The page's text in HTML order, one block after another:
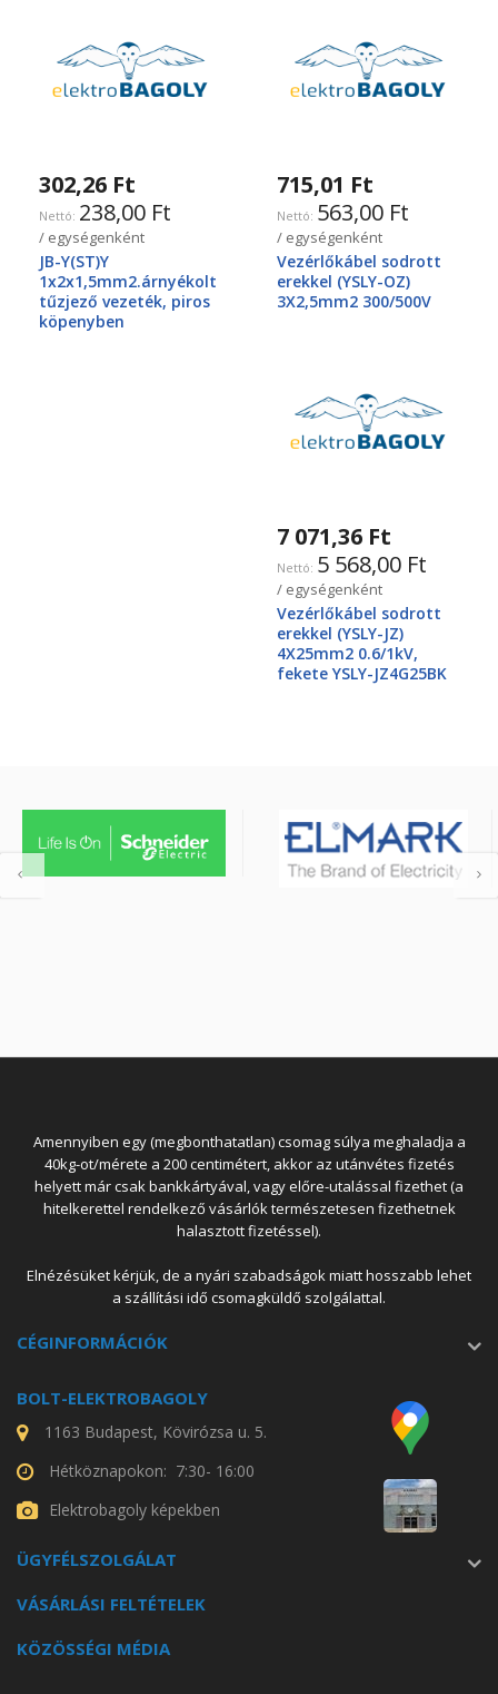
302,26 Ft
238,00 Ft
/ egységenként
JB-Y(ST)Y
1x2x1,5mm2.árnyékolt
tűzjező vezeték, piros
köpenyben
715,01 Ft
563,00 Ft
/ egységenként
Vezérlőkábel sodrott
erekkel (YSLY-OZ)
3X2,5mm2 300/500V
7 071,36 Ft
5 568,00 Ft
/ egységenként
Vezérlőkábel sodrott
erekkel (YSLY-JZ)
4X25mm2 0.6/1kV,
fekete YSLY-JZ4G25BK
Amennyiben egy (megbonthatatlan) csomag súlya meghaladja a
40kg-ot/mérete a 200 centimétert, akkor az utánvétes fizetés
helyett már csak bankkártyával, vagy előre-utalással fizethet (a
hitelkerettel rendelkező vásárlók természetesen fizethetnek
halasztott fizetéssel).
Elnézésüket kérjük, de a nyári szabadságok miatt hosszabb lehet
a szállítási idő csomagküldő szolgálattal.
CÉGINFORMÁCIÓK
BOLT-ELEKTROBAGOLY
1163 Budapest, Kövirózsa u. 5.
Hétköznapokon: 7:30- 16:00
Elektrobagoly képekben
ÜGYFÉLSZOLGÁLAT
VÁSÁRLÁSI FELTÉTELEK
KÖZÖSSÉGI MÉDIA